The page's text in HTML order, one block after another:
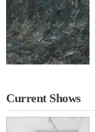
Current Shows